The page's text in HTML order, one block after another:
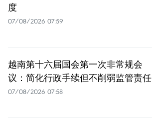
度
07/08/2026 07:59
越南第十六届国会第一次非常规会
议：简化行政手续但不削弱监管责任
07/08/2026 07:58